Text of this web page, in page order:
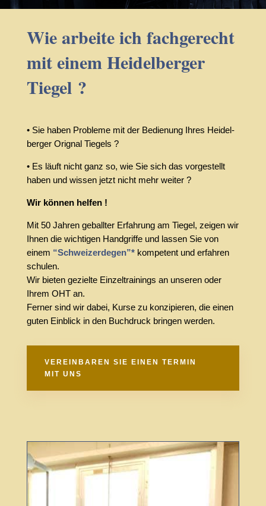
Wie arbeite ich fachgerecht
mit einem Heidel­berger
Tiegel ?
• Sie haben Prob­leme mit der Bedi­enung Ihres Heidel­
berger Orig­nal Tiegels ?
• Es läuft nicht ganz so, wie Sie sich das vorgestellt
haben und wissen jetzt nicht mehr weiter ?
Wir können helfen !
Mit 50 Jahren geball­ter Erfahrung am Tiegel, zeigen wir
Ihnen die wichti­gen Hand­griffe und lassen Sie von
einem “Schweiz­erde­gen”*kompe­tent und erfahren
schulen.
Wir bieten gezielte Einzel­train­ings an unseren oder
Ihrem OHT an.
Ferner sind wir dabei, Kurse zu konzip­ieren, die einen
guten Einblick in den Buch­druck brin­gen werden.
VERE­IN­BAREN SIE EINEN TERMIN
MIT UNS